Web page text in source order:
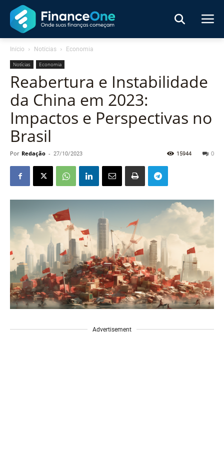
Início Notícias Economia
Notícias Economia
Reabertura e Instabilidade
da China em 2023:
Impactos e Perspectivas no
Brasil
Por Redação - 27/10/2023 0
15944
Advertisement